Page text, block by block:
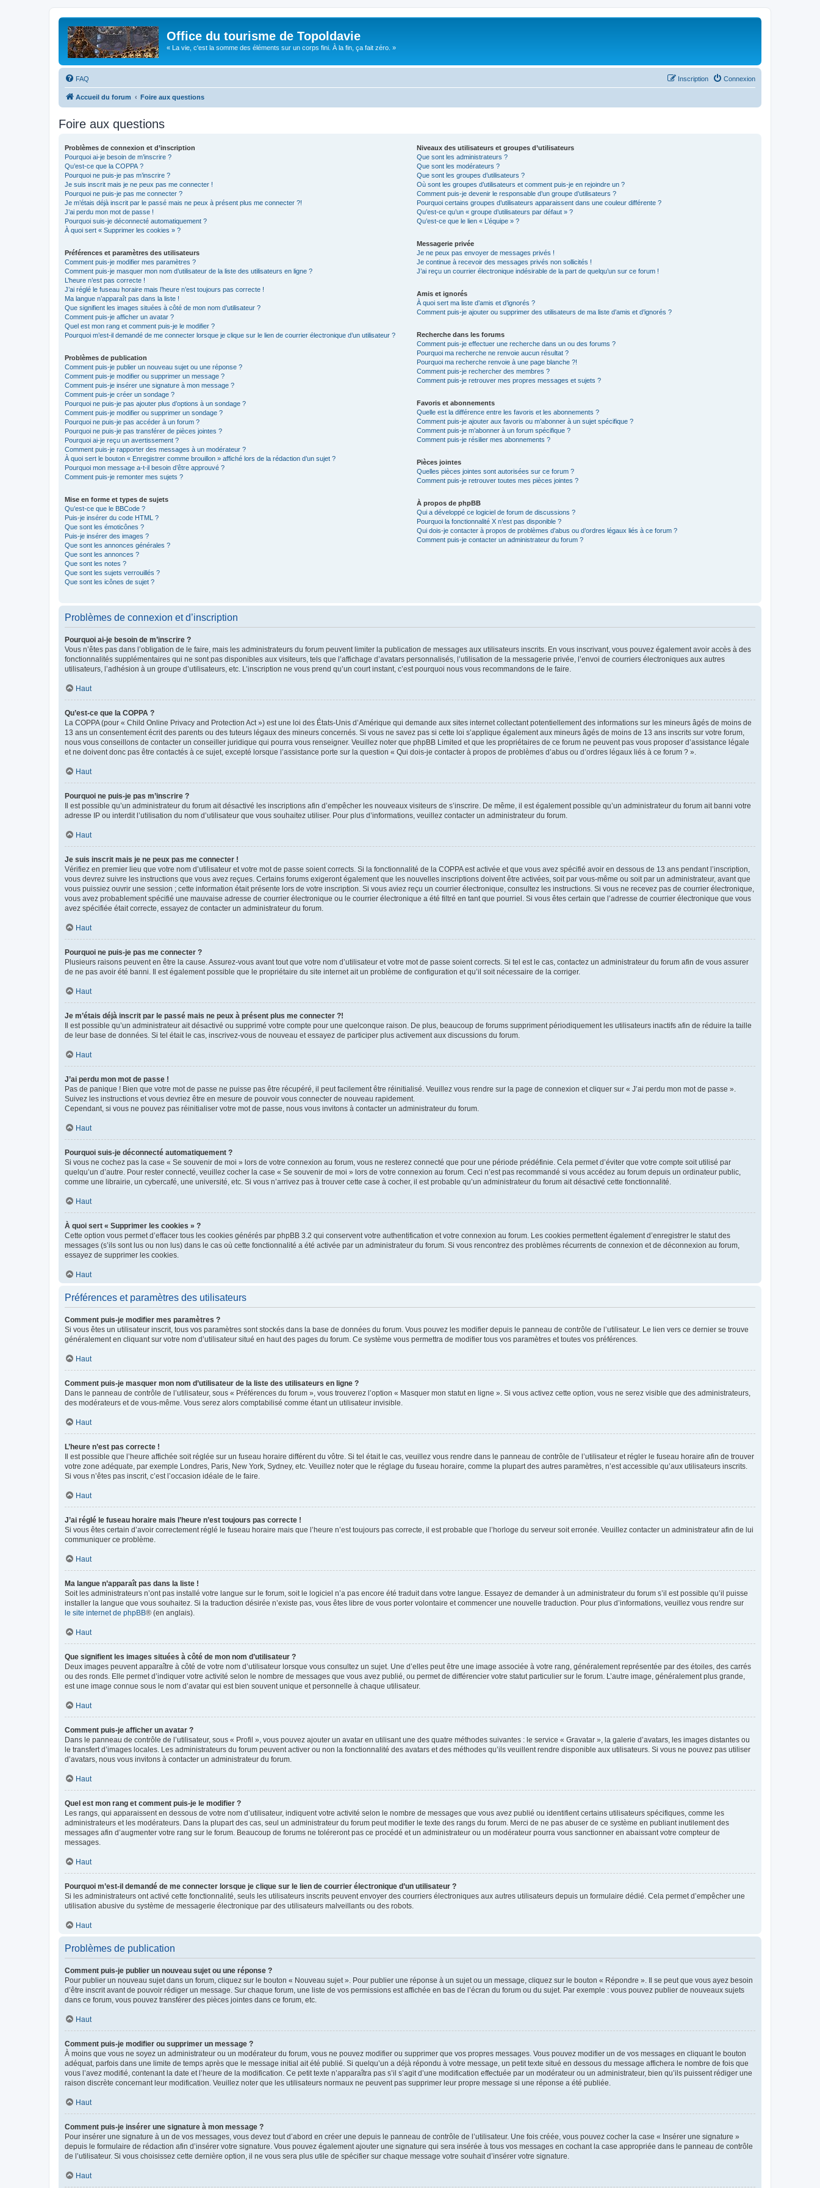
Office du tourisme de Topoldavie
« La vie, c'est la somme des éléments sur un corps fini. À la fin, ça fait zéro. »
FAQ Connexion
Inscription
Accueil du forum Foire aux questions
Foire aux questions
Problèmes de connexion et d’inscription
Pourquoi ai-je besoin de m’inscrire ?
Qu’est-ce que la COPPA ?
Pourquoi ne puis-je pas m’inscrire ?
Je suis inscrit mais je ne peux pas me connecter !
Pourquoi ne puis-je pas me connecter ?
Je m’étais déjà inscrit par le passé mais ne peux à présent plus me connecter ?!
J’ai perdu mon mot de passe !
Pourquoi suis-je déconnecté automatiquement ?
À quoi sert « Supprimer les cookies » ?
Préférences et paramètres des utilisateurs
Comment puis-je modifier mes paramètres ?
Comment puis-je masquer mon nom d’utilisateur de la liste des utilisateurs en ligne ?
L’heure n’est pas correcte !
J’ai réglé le fuseau horaire mais l’heure n’est toujours pas correcte !
Ma langue n’apparaît pas dans la liste !
Que signifient les images situées à côté de mon nom d’utilisateur ?
Comment puis-je afficher un avatar ?
Quel est mon rang et comment puis-je le modifier ?
Pourquoi m’est-il demandé de me connecter lorsque je clique sur le lien de courrier électronique d’un utilisateur ?
Problèmes de publication
Comment puis-je publier un nouveau sujet ou une réponse ?
Comment puis-je modifier ou supprimer un message ?
Comment puis-je insérer une signature à mon message ?
Comment puis-je créer un sondage ?
Pourquoi ne puis-je pas ajouter plus d’options à un sondage ?
Comment puis-je modifier ou supprimer un sondage ?
Pourquoi ne puis-je pas accéder à un forum ?
Pourquoi ne puis-je pas transférer de pièces jointes ?
Pourquoi ai-je reçu un avertissement ?
Comment puis-je rapporter des messages à un modérateur ?
À quoi sert le bouton « Enregistrer comme brouillon » affiché lors de la rédaction d’un sujet ?
Pourquoi mon message a-t-il besoin d’être approuvé ?
Comment puis-je remonter mes sujets ?
Mise en forme et types de sujets
Qu’est-ce que le BBCode ?
Puis-je insérer du code HTML ?
Que sont les émoticônes ?
Puis-je insérer des images ?
Que sont les annonces générales ?
Que sont les annonces ?
Que sont les notes ?
Que sont les sujets verrouillés ?
Que sont les icônes de sujet ?
Niveaux des utilisateurs et groupes d’utilisateurs
Que sont les administrateurs ?
Que sont les modérateurs ?
Que sont les groupes d’utilisateurs ?
Où sont les groupes d’utilisateurs et comment puis-je en rejoindre un ?
Comment puis-je devenir le responsable d’un groupe d’utilisateurs ?
Pourquoi certains groupes d’utilisateurs apparaissent dans une couleur différente ?
Qu’est-ce qu’un « groupe d’utilisateurs par défaut » ?
Qu’est-ce que le lien « L’équipe » ?
Messagerie privée
Je ne peux pas envoyer de messages privés !
Je continue à recevoir des messages privés non sollicités !
J’ai reçu un courrier électronique indésirable de la part de quelqu’un sur ce forum !
Amis et ignorés
À quoi sert ma liste d’amis et d’ignorés ?
Comment puis-je ajouter ou supprimer des utilisateurs de ma liste d’amis et d’ignorés ?
Recherche dans les forums
Comment puis-je effectuer une recherche dans un ou des forums ?
Pourquoi ma recherche ne renvoie aucun résultat ?
Pourquoi ma recherche renvoie à une page blanche ?!
Comment puis-je rechercher des membres ?
Comment puis-je retrouver mes propres messages et sujets ?
Favoris et abonnements
Quelle est la différence entre les favoris et les abonnements ?
Comment puis-je ajouter aux favoris ou m’abonner à un sujet spécifique ?
Comment puis-je m’abonner à un forum spécifique ?
Comment puis-je résilier mes abonnements ?
Pièces jointes
Quelles pièces jointes sont autorisées sur ce forum ?
Comment puis-je retrouver toutes mes pièces jointes ?
À propos de phpBB
Qui a développé ce logiciel de forum de discussions ?
Pourquoi la fonctionnalité X n’est pas disponible ?
Qui dois-je contacter à propos de problèmes d’abus ou d’ordres légaux liés à ce forum ?
Comment puis-je contacter un administrateur du forum ?
Problèmes de connexion et d’inscription
Pourquoi ai-je besoin de m’inscrire ?
Vous n’êtes pas dans l’obligation de le faire, mais les administrateurs du forum peuvent limiter la publication de messages aux utilisateurs inscrits. En vous inscrivant, vous pouvez également avoir accès à des
fonctionnalités supplémentaires qui ne sont pas disponibles aux visiteurs, tels que l’affichage d’avatars personnalisés, l’utilisation de la messagerie privée, l’envoi de courriers électroniques aux autres
utilisateurs, l’adhésion à un groupe d’utilisateurs, etc. L’inscription ne vous prend qu’un court instant, c’est pourquoi nous vous recommandons de le faire.
Haut
Qu’est-ce que la COPPA ?
La COPPA (pour « Child Online Privacy and Protection Act ») est une loi des États-Unis d’Amérique qui demande aux sites internet collectant potentiellement des informations sur les mineurs âgés de moins de
13 ans un consentement écrit des parents ou des tuteurs légaux des mineurs concernés. Si vous ne savez pas si cette loi s’applique également aux mineurs âgés de moins de 13 ans inscrits sur votre forum,
nous vous conseillons de contacter un conseiller juridique qui pourra vous renseigner. Veuillez noter que phpBB Limited et que les propriétaires de ce forum ne peuvent pas vous proposer d’assistance légale
et ne doivent donc pas être contactés à ce sujet, excepté lorsque l’assistance porte sur la question « Qui dois-je contacter à propos de problèmes d’abus ou d’ordres légaux liés à ce forum ? ».
Haut
Pourquoi ne puis-je pas m’inscrire ?
Il est possible qu’un administrateur du forum ait désactivé les inscriptions afin d’empêcher les nouveaux visiteurs de s’inscrire. De même, il est également possible qu’un administrateur du forum ait banni votre
adresse IP ou interdit l’utilisation du nom d’utilisateur que vous souhaitez utiliser. Pour plus d’informations, veuillez contacter un administrateur du forum.
Haut
Je suis inscrit mais je ne peux pas me connecter !
Vérifiez en premier lieu que votre nom d’utilisateur et votre mot de passe soient corrects. Si la fonctionnalité de la COPPA est activée et que vous avez spécifié avoir en dessous de 13 ans pendant l’inscription,
vous devrez suivre les instructions que vous avez reçues. Certains forums exigeront également que les nouvelles inscriptions doivent être activées, soit par vous-même ou soit par un administrateur, avant que
vous puissiez ouvrir une session ; cette information était présente lors de votre inscription. Si vous aviez reçu un courrier électronique, consultez les instructions. Si vous ne recevez pas de courrier électronique,
vous avez probablement spécifié une mauvaise adresse de courrier électronique ou le courrier électronique a été filtré en tant que pourriel. Si vous êtes certain que l’adresse de courrier électronique que vous
avez spécifiée était correcte, essayez de contacter un administrateur du forum.
Haut
Pourquoi ne puis-je pas me connecter ?
Plusieurs raisons peuvent en être la cause. Assurez-vous avant tout que votre nom d’utilisateur et votre mot de passe soient corrects. Si tel est le cas, contactez un administrateur du forum afin de vous assurer
de ne pas avoir été banni. Il est également possible que le propriétaire du site internet ait un problème de configuration et qu’il soit nécessaire de la corriger.
Haut
Je m’étais déjà inscrit par le passé mais ne peux à présent plus me connecter ?!
Il est possible qu’un administrateur ait désactivé ou supprimé votre compte pour une quelconque raison. De plus, beaucoup de forums suppriment périodiquement les utilisateurs inactifs afin de réduire la taille
de leur base de données. Si tel était le cas, inscrivez-vous de nouveau et essayez de participer plus activement aux discussions du forum.
Haut
J’ai perdu mon mot de passe !
Pas de panique ! Bien que votre mot de passe ne puisse pas être récupéré, il peut facilement être réinitialisé. Veuillez vous rendre sur la page de connexion et cliquer sur « J’ai perdu mon mot de passe ».
Suivez les instructions et vous devriez être en mesure de pouvoir vous connecter de nouveau rapidement.
Cependant, si vous ne pouvez pas réinitialiser votre mot de passe, nous vous invitons à contacter un administrateur du forum.
Haut
Pourquoi suis-je déconnecté automatiquement ?
Si vous ne cochez pas la case « Se souvenir de moi » lors de votre connexion au forum, vous ne resterez connecté que pour une période prédéfinie. Cela permet d’éviter que votre compte soit utilisé par
quelqu’un d’autre. Pour rester connecté, veuillez cocher la case « Se souvenir de moi » lors de votre connexion au forum. Ceci n’est pas recommandé si vous accédez au forum depuis un ordinateur public,
comme une librairie, un cybercafé, une université, etc. Si vous n’arrivez pas à trouver cette case à cocher, il est probable qu’un administrateur du forum ait désactivé cette fonctionnalité.
Haut
À quoi sert « Supprimer les cookies » ?
Cette option vous permet d’effacer tous les cookies générés par phpBB 3.2 qui conservent votre authentification et votre connexion au forum. Les cookies permettent également d’enregistrer le statut des
messages (s’ils sont lus ou non lus) dans le cas où cette fonctionnalité a été activée par un administrateur du forum. Si vous rencontrez des problèmes récurrents de connexion et de déconnexion au forum,
essayez de supprimer les cookies.
Haut
Préférences et paramètres des utilisateurs
Comment puis-je modifier mes paramètres ?
Si vous êtes un utilisateur inscrit, tous vos paramètres sont stockés dans la base de données du forum. Vous pouvez les modifier depuis le panneau de contrôle de l’utilisateur. Le lien vers ce dernier se trouve
généralement en cliquant sur votre nom d’utilisateur situé en haut des pages du forum. Ce système vous permettra de modifier tous vos paramètres et toutes vos préférences.
Haut
Comment puis-je masquer mon nom d’utilisateur de la liste des utilisateurs en ligne ?
Dans le panneau de contrôle de l’utilisateur, sous « Préférences du forum », vous trouverez l’option « Masquer mon statut en ligne ». Si vous activez cette option, vous ne serez visible que des administrateurs,
des modérateurs et de vous-même. Vous serez alors comptabilisé comme étant un utilisateur invisible.
Haut
L’heure n’est pas correcte !
Il est possible que l’heure affichée soit réglée sur un fuseau horaire différent du vôtre. Si tel était le cas, veuillez vous rendre dans le panneau de contrôle de l’utilisateur et régler le fuseau horaire afin de trouver
votre zone adéquate, par exemple Londres, Paris, New York, Sydney, etc. Veuillez noter que le réglage du fuseau horaire, comme la plupart des autres paramètres, n’est accessible qu’aux utilisateurs inscrits.
Si vous n’êtes pas inscrit, c’est l’occasion idéale de le faire.
Haut
J’ai réglé le fuseau horaire mais l’heure n’est toujours pas correcte !
Si vous êtes certain d’avoir correctement réglé le fuseau horaire mais que l’heure n’est toujours pas correcte, il est probable que l’horloge du serveur soit erronée. Veuillez contacter un administrateur afin de lui
communiquer ce problème.
Haut
Ma langue n’apparaît pas dans la liste !
Soit les administrateurs n’ont pas installé votre langue sur le forum, soit le logiciel n’a pas encore été traduit dans votre langue. Essayez de demander à un administrateur du forum s’il est possible qu’il puisse
installer la langue que vous souhaitez. Si la traduction désirée n’existe pas, vous êtes libre de vous porter volontaire et commencer une nouvelle traduction. Pour plus d’informations, veuillez vous rendre sur
le site internet de phpBB® (en anglais).
Haut
Que signifient les images situées à côté de mon nom d’utilisateur ?
Deux images peuvent apparaître à côté de votre nom d’utilisateur lorsque vous consultez un sujet. Une d’elles peut être une image associée à votre rang, généralement représentée par des étoiles, des carrés
ou des ronds. Elle permet d’indiquer votre activité selon le nombre de messages que vous avez publié, ou permet de différencier votre statut particulier sur le forum. L’autre image, généralement plus grande,
est une image connue sous le nom d’avatar qui est bien souvent unique et personnelle à chaque utilisateur.
Haut
Comment puis-je afficher un avatar ?
Dans le panneau de contrôle de l’utilisateur, sous « Profil », vous pouvez ajouter un avatar en utilisant une des quatre méthodes suivantes : le service « Gravatar », la galerie d’avatars, les images distantes ou
le transfert d’images locales. Les administrateurs du forum peuvent activer ou non la fonctionnalité des avatars et des méthodes qu’ils veuillent rendre disponible aux utilisateurs. Si vous ne pouvez pas utiliser
d’avatars, nous vous invitons à contacter un administrateur du forum.
Haut
Quel est mon rang et comment puis-je le modifier ?
Les rangs, qui apparaissent en dessous de votre nom d’utilisateur, indiquent votre activité selon le nombre de messages que vous avez publié ou identifient certains utilisateurs spécifiques, comme les
administrateurs et les modérateurs. Dans la plupart des cas, seul un administrateur du forum peut modifier le texte des rangs du forum. Merci de ne pas abuser de ce système en publiant inutilement des
messages afin d’augmenter votre rang sur le forum. Beaucoup de forums ne toléreront pas ce procédé et un administrateur ou un modérateur pourra vous sanctionner en abaissant votre compteur de
messages.
Haut
Pourquoi m’est-il demandé de me connecter lorsque je clique sur le lien de courrier électronique d’un utilisateur ?
Si les administrateurs ont activé cette fonctionnalité, seuls les utilisateurs inscrits peuvent envoyer des courriers électroniques aux autres utilisateurs depuis un formulaire dédié. Cela permet d’empêcher une
utilisation abusive du système de messagerie électronique par des utilisateurs malveillants ou des robots.
Haut
Problèmes de publication
Comment puis-je publier un nouveau sujet ou une réponse ?
Pour publier un nouveau sujet dans un forum, cliquez sur le bouton « Nouveau sujet ». Pour publier une réponse à un sujet ou un message, cliquez sur le bouton « Répondre ». Il se peut que vous ayez besoin
d’être inscrit avant de pouvoir rédiger un message. Sur chaque forum, une liste de vos permissions est affichée en bas de l’écran du forum ou du sujet. Par exemple : vous pouvez publier de nouveaux sujets
dans ce forum, vous pouvez transférer des pièces jointes dans ce forum, etc.
Haut
Comment puis-je modifier ou supprimer un message ?
À moins que vous ne soyez un administrateur ou un modérateur du forum, vous ne pouvez modifier ou supprimer que vos propres messages. Vous pouvez modifier un de vos messages en cliquant le bouton
adéquat, parfois dans une limite de temps après que le message initial ait été publié. Si quelqu’un a déjà répondu à votre message, un petit texte situé en dessous du message affichera le nombre de fois que
vous l’avez modifié, contenant la date et l’heure de la modification. Ce petit texte n’apparaîtra pas s’il s’agit d’une modification effectuée par un modérateur ou un administrateur, bien qu’ils puissent rédiger une
raison discrète concernant leur modification. Veuillez noter que les utilisateurs normaux ne peuvent pas supprimer leur propre message si une réponse a été publiée.
Haut
Comment puis-je insérer une signature à mon message ?
Pour insérer une signature à un de vos messages, vous devez tout d’abord en créer une depuis le panneau de contrôle de l’utilisateur. Une fois créée, vous pouvez cocher la case « Insérer une signature »
depuis le formulaire de rédaction afin d’insérer votre signature. Vous pouvez également ajouter une signature qui sera insérée à tous vos messages en cochant la case appropriée dans le panneau de contrôle
de l’utilisateur. Si vous choisissez cette dernière option, il ne vous sera plus utile de spécifier sur chaque message votre souhait d’insérer votre signature.
Haut